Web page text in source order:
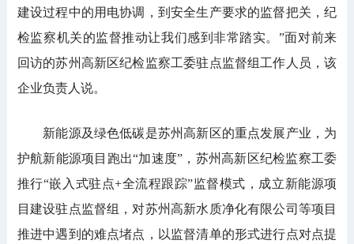
建设过程中的用电协调，到安全生产要求的监督把关，纪
检监察机关的监督推动让我们感到非常踏实。”面对前来
回访的苏州高新区纪检监察工委驻点监督组工作人员，该
企业负责人说。
新能源及绿色低碳是苏州高新区的重点发展产业，为
护航新能源项目跑出“加速度”，苏州高新区纪检监察工委
推行“嵌入式驻点+全流程跟踪”监督模式，成立新能源项
目建设驻点监督组，对苏州高新水质净化有限公司等项目
推进中遇到的难点堵点，以监督清单的形式进行点对点提